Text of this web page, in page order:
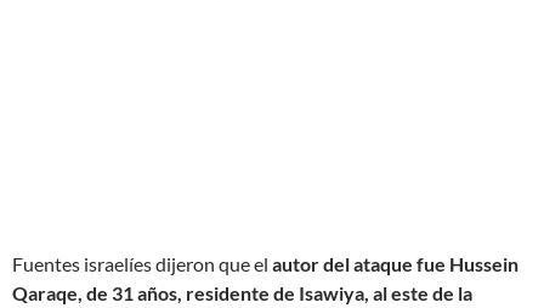
Fuentes israelíes dijeron que el autor del ataque fue Hussein
Qaraqe, de 31 años, residente de Isawiya, al este de la